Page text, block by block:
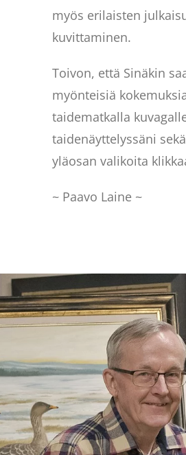
myös erilaisten
kuvittaminen.
Toivon, että Sinäkin
myönteisiä
taidematkalla
taidenäyttelyssäni
yläosan valikoita
~ Paavo Laine ~